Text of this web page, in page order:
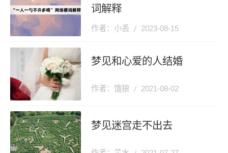
词解释
作者：小丢 2023-08-15
梦见和心爱的人结婚
作者：饿狼 2021-08-02
梦见迷宫走不出去